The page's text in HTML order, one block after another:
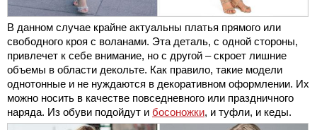
В данном случае крайне актуальны платья прямого или
свободного кроя с воланами. Эта деталь, с одной стороны,
привлечет к себе внимание, но с другой – скроет лишние
объемы в области декольте. Как правило, такие модели
однотонные и не нуждаются в декоративном оформлении. Их
можно носить в качестве повседневного или праздничного
наряда. Из обуви подойдут и босоножки, и туфли, и кеды.